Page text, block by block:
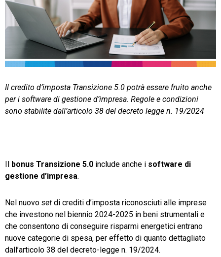
Financial Solutions
HR
Trust Services
TeamSystem Store
Il credito d’imposta Transizione 5.0 potrà essere fruito anche
per i software di gestione d’impresa. Regole e condizioni
sono stabilite dall’articolo 38 del decreto legge n. 19/2024
bonus Transizione 5.0 include anche i software di
gestione d’impresa.
Nel nuovo set di crediti d’imposta riconosciuti alle imprese
che investono nel biennio 2024-2025 in beni strumentali e
che consentono di conseguire risparmi energetici entrano
nuove categorie di spesa, per effetto di quanto dettagliato
dall’articolo 38 del decreto-legge n. 19/2024.